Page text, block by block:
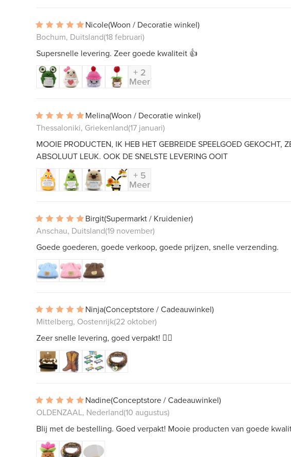
Nicole(Woon / Decoratie winkel)
Bochum, Duitsland(18 februari)
Supersnelle levering. Zeer goede kwaliteit 👍
+ 2
Meer
Melina(Woon / Decoratie winkel)
Thessaloniki, Griekenland(17 januari)
MOOIE PRODUCTEN, IK HEB HET GEBREIDE SPEELGOED GEKOCHT,
ABSOLUUT LEUK. OOK DE SNELSTE LEVERING OOIT
+ 5
Meer
Birgit(Supermarkt / Kruidenier)
Anschau, Duitsland(19 november)
Goede goederen, goede verkoop, goede prijzen, snelle verzending.
Ninja(Conceptstore / Cadeauwinkel)
Mittelberg, Oostenrijk(22 oktober)
Zeer snelle levering, goed verpakt! 👍🏻
Nadine(Conceptstore / Cadeauwinkel)
OLDENZAAL, Nederland(10 augustus)
Blij met de bestelling. Goed verpakt! Mooie producten van goede